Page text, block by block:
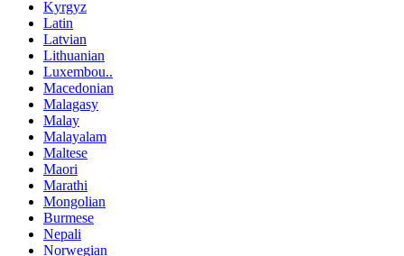
Kyrgyz
Latin
Latvian
Lithuanian
Luxembou..
Macedonian
Malagasy
Malay
Malayalam
Maltese
Maori
Marathi
Mongolian
Burmese
Nepali
Norwegian